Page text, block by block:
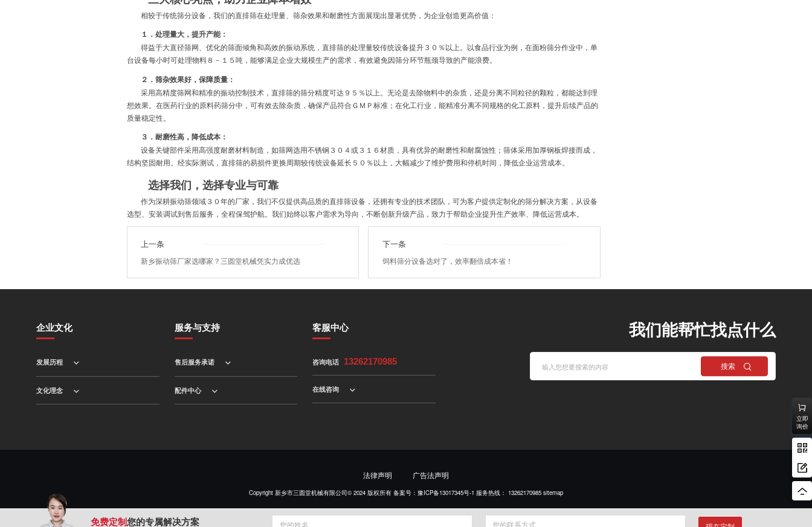
相较于传统筛分设备，我们的直排筛在处理量、筛杂效果和耐磨性方面展现出显著优势，为企业创造更高价值：
１．处理量大，提升产能：
得益于大直径筛网、优化的筛面倾角和高效的振动系统，直排筛的处理量较传统设备提升３０％以上。以食品行业为例，在面粉筛分作业中，单
台设备每小时可处理物料８－１５吨，能够满足企业大规模生产的需求，有效避免因筛分环节瓶颈导致的产能浪费。
２．筛杂效果好，保障质量：
采用高精度筛网和精准的振动控制技术，直排筛的筛分精度可达９５％以上。无论是去除物料中的杂质，还是分离不同粒径的颗粒，都能达到理
想效果。在医药行业的原料药筛分中，可有效去除杂质，确保产品符合ＧＭＰ标准；在化工行业，能精准分离不同规格的化工原料，提升后续产品的
质量稳定性。
３．耐磨性高，降低成本：
设备关键部件采用高强度耐磨材料制造，如筛网选用不锈钢３０４或３１６材质，具有优异的耐磨性和耐腐蚀性；筛体采用加厚钢板焊接而成，
结构坚固耐用。经实际测试，直排筛的易损件更换周期较传统设备延长５０％以上，大幅减少了维护费用和停机时间，降低企业运营成本。
选择我们，选择专业与可靠
作为深耕振动筛领域３０年的厂家，我们不仅提供高品质的直排筛设备，还拥有专业的技术团队，可为客户提供定制化的筛分解决方案，从设备
选型、安装调试到售后服务，全程保驾护航。我们始终以客户需求为导向，不断创新升级产品，致力于帮助企业提升生产效率、降低运营成本。
上一条
新乡振动筛厂家选哪家？三圆堂机械凭实力成优选
下一条
饲料筛分设备选对了，效率翻倍成本省！
企业文化
发展历程
文化理念
服务与支持
售后服务承诺
配件中心
客服中心
咨询电话 13262170985
在线咨询
我们能帮忙找点什么
搜索
法律声明 广告法声明
Copyright 新乡市三圆堂机械有限公司© 2024 版权所有 备案号： 豫ICP备13017345号-1 服务热线： 13262170985 sitemap
免费定制您的专属解决方案
立即
询价